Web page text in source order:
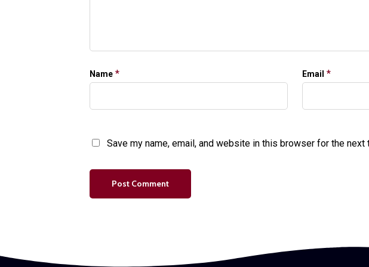
Name * Email *
Save my name, email, and website in this browser for the next